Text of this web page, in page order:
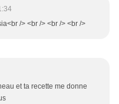
/> <br /> <br /> <br />
et ta recette me donne